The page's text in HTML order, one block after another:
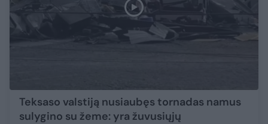
Teksaso valstiją nusiaubęs tornadas namus
sulygino su žeme: yra žuvusiųjų